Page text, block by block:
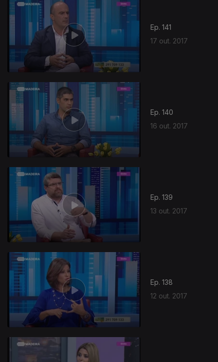
Ep. 141
17 out. 2017
Ep. 140
16 out. 2017
Ep. 139
13 out. 2017
Ep. 138
12 out. 2017